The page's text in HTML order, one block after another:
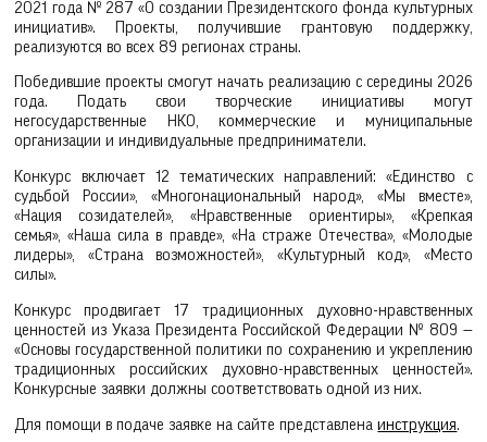
2021 года № 287 «О создании Президентского фонда культурных
инициатив». Проекты, получившие грантовую поддержку,
реализуются во всех 89 регионах страны.
Победившие проекты смогут начать реализацию с середины 2026
года. Подать свои творческие инициативы могут
негосударственные НКО, коммерческие и муниципальные
организации и индивидуальные предприниматели.
Конкурс включает 12 тематических направлений: «Единство с
судьбой России», «Многонациональный народ», «Мы вместе»,
«Нация созидателей», «Нравственные ориентиры», «Крепкая
семья», «Наша сила в правде», «На страже Отечества», «Молодые
лидеры», «Страна возможностей», «Культурный код», «Место
силы».
Конкурс продвигает 17 традиционных духовно-нравственных
ценностей из Указа Президента Российской Федерации № 809 —
«Основы государственной политики по сохранению и укреплению
традиционных российских духовно-нравственных ценностей».
Конкурсные заявки должны соответствовать одной из них.
Для помощи в подаче заявке на сайте представленаинструкция.